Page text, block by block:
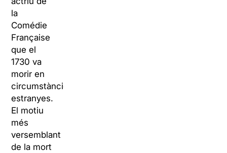
la
Comédie
Française
que el
1730 va
morir en
circumstàncies
estranyes.
El motiu
més
versemblant
de la mort